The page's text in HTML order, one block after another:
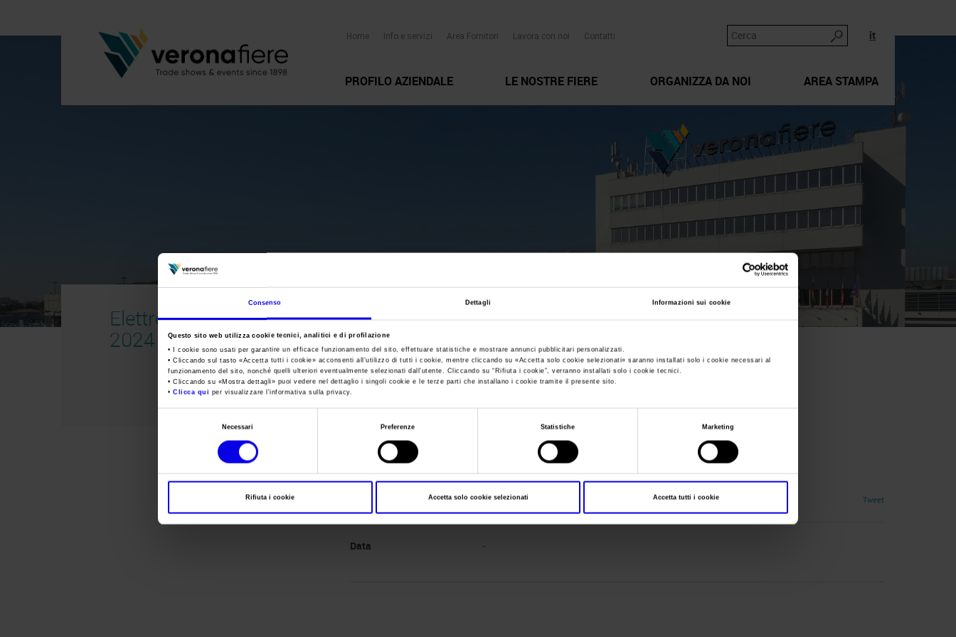
Consenso Dettagli Informazioni sui cookie
Questo sito web utilizza cookie tecnici, analitici e di profilazione
• I cookie sono usati per garantire un efficace funzionamento del sito, effettuare statistiche e mostrare annunci pubblicitari personalizzati.
• Cliccando sul tasto «Accetta tutti i cookie» acconsenti all’utilizzo di tutti i cookie, mentre cliccando su «Accetta solo cookie selezionati» saranno installati solo i cookie necessari al
funzionamento del sito, nonché quelli ulteriori eventualmente selezionati dall’utente. Cliccando su “ Rifiuta i cookie”, verranno installati solo i cookie tecnici.
• Cliccando su «Mostra dettagli» puoi vedere nel dettaglio i singoli cookie e le terze parti che installano i cookie tramite il presente sito.
•Clicca qui per visualizzare l'informativa sulla privacy.
Necessari Preferenze Statistiche Marketing
Rifiuta i cookie Accetta solo cookie selezionati Accetta tutti i cookie
it
Home Info e servizi Area Fornitori Lavora con noi Contatti
PROFILO AZIENDALE LE NOSTRE FIERE ORGANIZZA DA NOI AREA STAMPA
Elettroexpo
2024 no
Sei in:Manifestazione>Elettroexpo 2024 no
Tweet
Data -